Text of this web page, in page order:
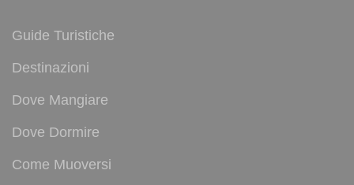
Guide Turistiche
Destinazioni
Dove Mangiare
Dove Dormire
Come Muoversi